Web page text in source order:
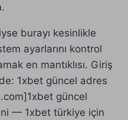
burayı kesinlikle
ayarlarını kontrol
en mantıklısı. Giriş
1xbet güncel adres
güncel
— 1xbet türkiye için